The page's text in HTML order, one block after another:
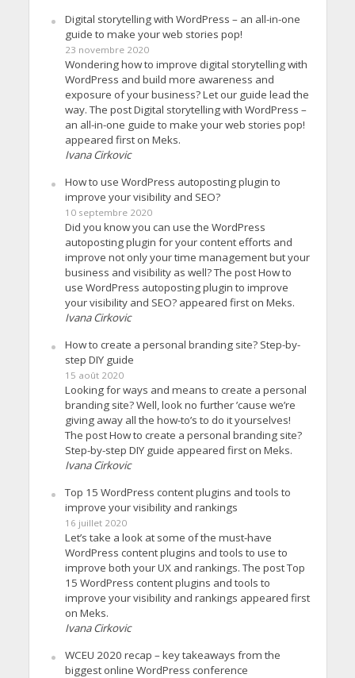
Digital storytelling with WordPress – an all-in-one
guide to make your web stories pop!
23 novembre 2020
Wondering how to improve digital storytelling with
WordPress and build more awareness and
exposure of your business? Let our guide lead the
way. The post Digital storytelling with WordPress –
an all-in-one guide to make your web stories pop!
appeared first on Meks.
Ivana Cirkovic
How to use WordPress autoposting plugin to
improve your visibility and SEO?
10 septembre 2020
Did you know you can use the WordPress
autoposting plugin for your content efforts and
improve not only your time management but your
business and visibility as well? The post How to
use WordPress autoposting plugin to improve
your visibility and SEO? appeared first on Meks.
Ivana Cirkovic
How to create a personal branding site? Step-by-
step DIY guide
15 août 2020
Looking for ways and means to create a personal
branding site? Well, look no further ’cause we’re
giving away all the how-to’s to do it yourselves!
The post How to create a personal branding site?
Step-by-step DIY guide appeared first on Meks.
Ivana Cirkovic
Top 15 WordPress content plugins and tools to
improve your visibility and rankings
16 juillet 2020
Let’s take a look at some of the must-have
WordPress content plugins and tools to use to
improve both your UX and rankings. The post Top
15 WordPress content plugins and tools to
improve your visibility and rankings appeared first
on Meks.
Ivana Cirkovic
WCEU 2020 recap – key takeaways from the
biggest online WordPress conference